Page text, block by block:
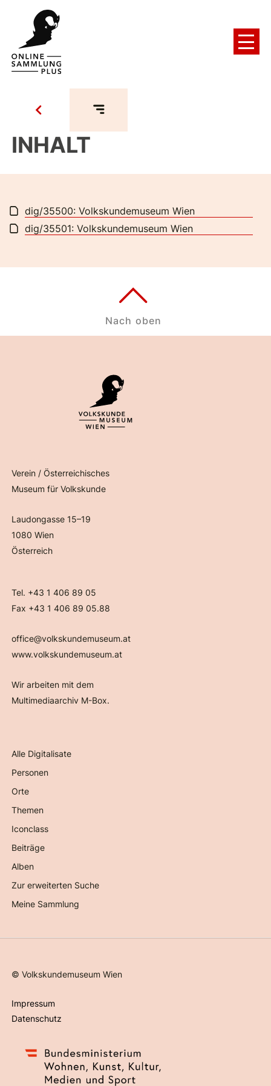
INHALT
dig/35500: Volkskundemuseum Wien
dig/35501: Volkskundemuseum Wien
Verein / Österreichisches
Museum für Volkskunde
Laudongasse 15–19
1080 Wien
Österreich
Tel. +43 1 406 89 05
Fax +43 1 406 89 05.88
office@volkskundemuseum.at
www.volkskundemuseum.at
Wir arbeiten mit dem
Multimediaarchiv M-Box.
Alle Digitalisate
Personen
Orte
Themen
Iconclass
Beiträge
Alben
Zur erweiterten Suche
Meine Sammlung
©Volkskundemuseum Wien
Impressum
Datenschutz
Nach oben